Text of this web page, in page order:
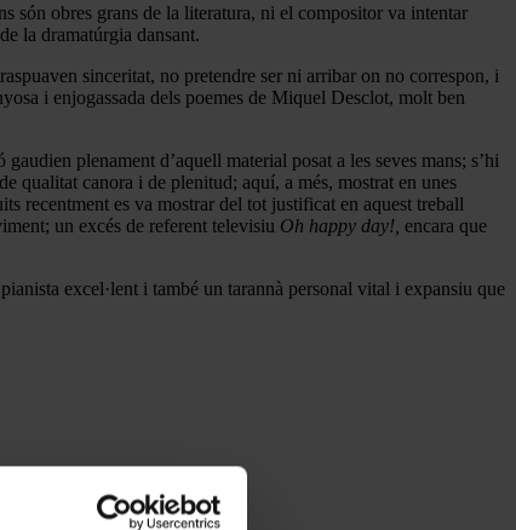
són obres grans de la literatura, ni el compositor va intentar
de la dramatúrgia dansant.
sinceritat, no pretendre ser ni arribar on no correspon, i
i enjogassada dels poemes de Miquel Desclot, molt ben
plenament d’aquell material posat a les seves mans; s’hi
qualitat canora i de plenitud; aquí, a més, mostrat en unes
recentment es va mostrar del tot justificat en aquest treball
un excés de referent televisiu Oh happy day!, encara que
excel·lent i també un tarannà personal vital i expansiu que